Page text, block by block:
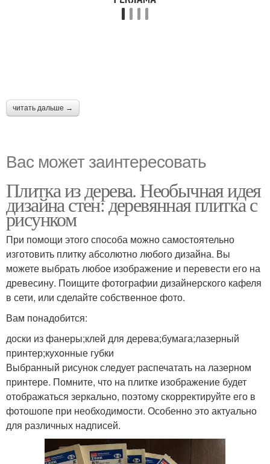
читать дальше →
Вас может заинтересовать
Плитка из дерева. Необычная идея
дизайна стен: деревянная плитка с
рисунком
При помощи этого способа можно самостоятельно
изготовить плитку абсолютно любого дизайна. Вы
можете выбрать любое изображение и перевести его на
древесину. Поищите фотографии дизайнерского кафеля
в сети, или сделайте собственное фото.
Вам понадобится:
доски из фанеры;клей для дерева;бумага;лазерный
принтер;кухонные губки
Выбранный рисунок следует распечатать на лазерном
принтере. Помните, что на плитке изображение будет
отображаться зеркально, поэтому скорректируйте его в
фотошопе при необходимости. Особенно это актуально
для различных надписей.